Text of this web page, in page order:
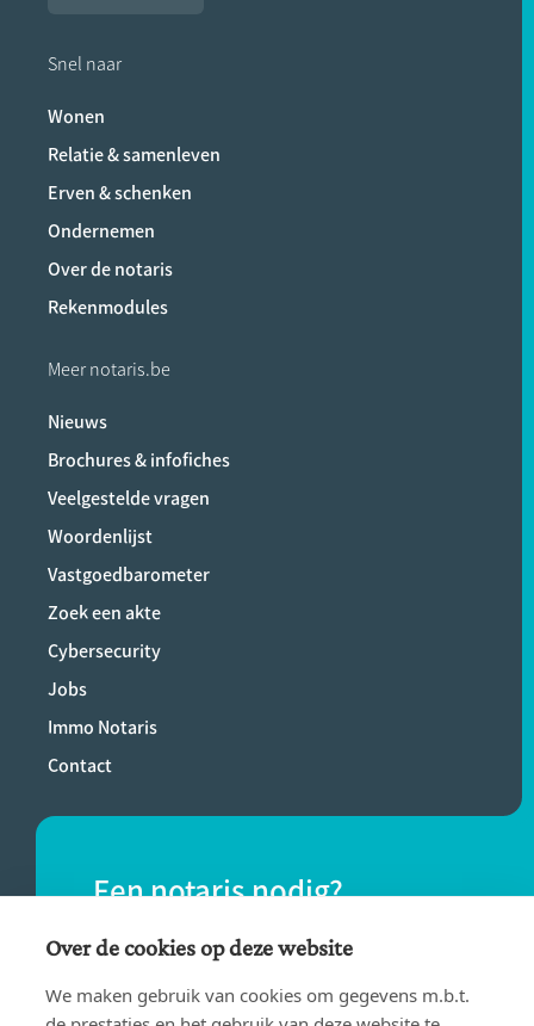
Snel naar
Wonen
Relatie & samenleven
Erven & schenken
Ondernemen
Over de notaris
Rekenmodules
Meer notaris.be
Nieuws
Brochures & infofiches
Veelgestelde vragen
Woordenlijst
Vastgoedbarometer
Zoek een akte
Cybersecurity
Jobs
Immo Notaris
Contact
Een notaris nodig?
Vind eenvoudig een notaris bij jou in de
buurt.
Over de cookies op deze website
We maken gebruik van cookies om gegevens m.b.t.